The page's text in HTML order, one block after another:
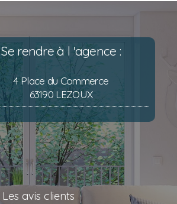
Se rendre à l 'agence :
4 Place du Commerce
63190 LEZOUX
Les avis clients